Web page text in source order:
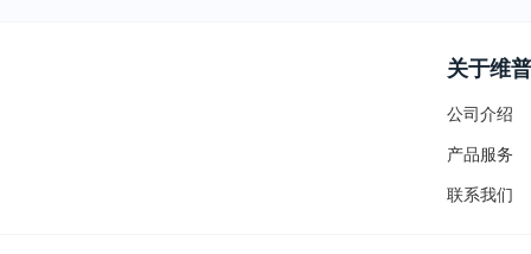
关于维普
公司介绍
产品服务
联系我们